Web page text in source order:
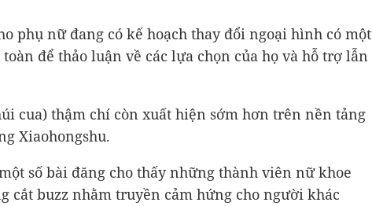
phụ nữ đang có kế hoạch thay đổi ngoại hình có một
để thảo luận về các lựa chọn của họ và hỗ trợ lẫn
cua) thậm chí còn xuất hiện sớm hơn trên nền tảng
Xiaohongshu.
số bài đăng cho thấy những thành viên nữ khoe
cắt buzz nhằm truyền cảm hứng cho người khác